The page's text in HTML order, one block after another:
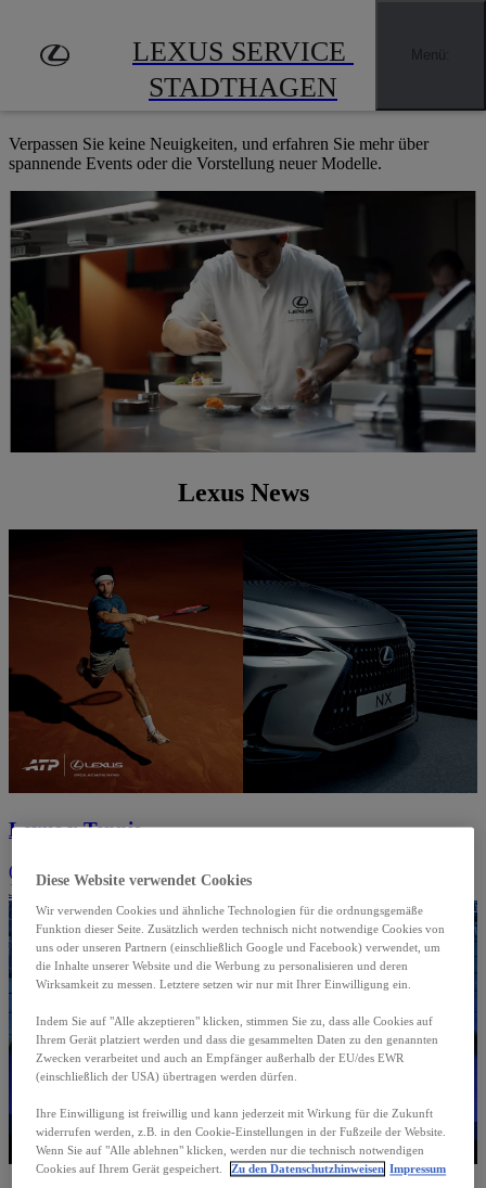
Händler finden
LEXUS SERVICE
STADTHAGEN
NEWS & EVENTS
Verpassen Sie keine Neuigkeiten, und erfahren Sie mehr über
spannende Events oder die Vorstellung neuer Modelle.
Lexus News
Lexus x Tennis
(Öffnet ein neues Fenster) Partnerschaft
Jetzt entdecken(Öffnet ein neues Fenster)
Diese Website verwendet Cookies
Wir verwenden Cookies und ähnliche Technologien für die ordnungsgemäße
Funktion dieser Seite. Zusätzlich werden technisch nicht notwendige Cookies von
uns oder unseren Partnern (einschließlich Google und Facebook) verwendet, um
die Inhalte unserer Website und die Werbung zu personalisieren und deren
Wirksamkeit zu messen. Letztere setzen wir nur mit Ihrer Einwilligung ein.
Indem Sie auf "Alle akzeptieren" klicken, stimmen Sie zu, dass alle Cookies auf
Ihrem Gerät platziert werden und dass die gesammelten Daten zu den genannten
Zwecken verarbeitet und auch an Empfänger außerhalb der EU/des EWR
(einschließlich der USA) übertragen werden dürfen.
Ihre Einwilligung ist freiwillig und kann jederzeit mit Wirkung für die Zukunft
widerrufen werden, z.B. in den Cookie-Einstellungen in der Fußzeile der Website.
Wenn Sie auf "Alle ablehnen" klicken, werden nur die technisch notwendigen
Cookies auf Ihrem Gerät gespeichert.
Zu den Datenschutzhinweisen Impressum